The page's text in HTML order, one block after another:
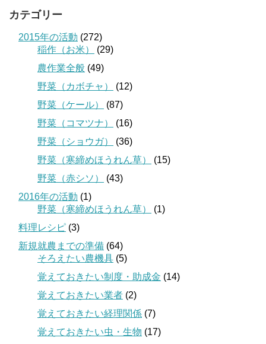
カテゴリー
2015年の活動 (272)
稲作（お米）
(29)
農作業全般 (49)
野菜（カボチャ）
(12)
野菜（ケール）
(87)
野菜（コマツナ）
(16)
野菜（ショウガ）
(36)
野菜（寒締めほうれん草）
(15)
野菜（赤シソ）
(43)
2016年の活動 (1)
野菜（寒締めほうれん草）
(1)
料理レシピ (3)
新規就農までの準備 (64)
そろえたい農機具 (5)
覚えておきたい制度・助成金 (14)
覚えておきたい業者 (2)
覚えておきたい経理関係 (7)
覚えておきたい虫・生物 (17)